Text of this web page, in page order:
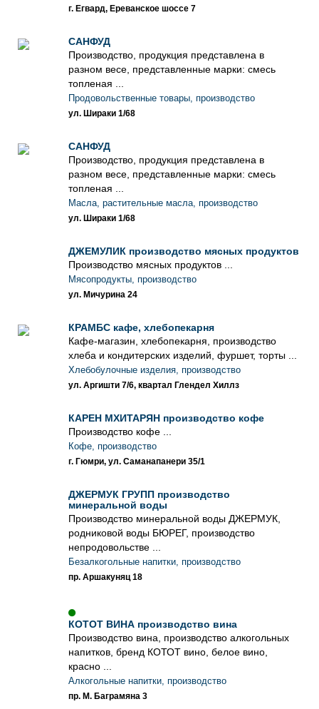
г. Егвард, Ереванское шоссе 7
САНФУД
Производство, продукция представлена ​​в
разном весе, представленные марки: смесь
топленая ...
Продовольственные товары, производство
ул. Шираки 1/68
САНФУД
Производство, продукция представлена ​​в
разном весе, представленные марки: смесь
топленая ...
Масла, растительные масла, производство
ул. Шираки 1/68
ДЖЕМУЛИК производство мясных продуктов
Производство мясных продуктов ...
Мясопродукты, производство
ул. Мичурина 24
КРАМБС кафе, хлебопекарня
Кафе-магазин, хлебопекарня, производство
хлеба и кондитерских изделий, фуршет, торты ...
Хлебобулочные изделия, производство
ул. Аргишти 7/6, квартал Глендел Хиллз
КАРЕН МХИТАРЯН производство кофе
Производство кофе ...
Кофе, производство
г. Гюмри, ул. Саманапанери 35/1
ДЖЕРМУК ГРУПП производство
минеральной воды
Производство минеральной воды ДЖЕРМУК,
родниковой воды БЮРЕГ, производство
непродовольстве ...
Безалкогольные напитки, производство
пр. Аршакуняц 18
КОТОТ ВИНА производство вина
Производство вина, производство алкогольных
напитков, бренд КОТОТ вино, белое вино,
красно ...
Алкогольные напитки, производство
пр. М. Баграмяна 3